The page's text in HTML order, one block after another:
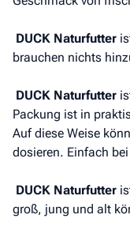
DUCK Naturfutter
brauchen nichts
DUCK Naturfutter
Packung ist in
Auf diese Weise
dosieren. Einfach
DUCK Naturfutter
groß, jung und alt